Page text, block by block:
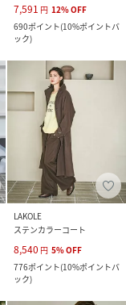
7,591 円 12%OFF
690ポイント(10%ポイントバ
ック)
LAKOLE
ステンカラーコート
8,540 円 5%OFF
776ポイント(10%ポイントバ
ック)